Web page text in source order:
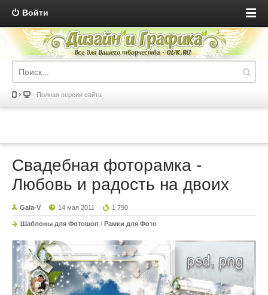
Войти
Полная версия сайта
Свадебная фоторамка -
Любовь и радость на двоих
Gala-V 14 мая 2011 1 790
Шаблоны для Фотошоп / Рамки для Фото